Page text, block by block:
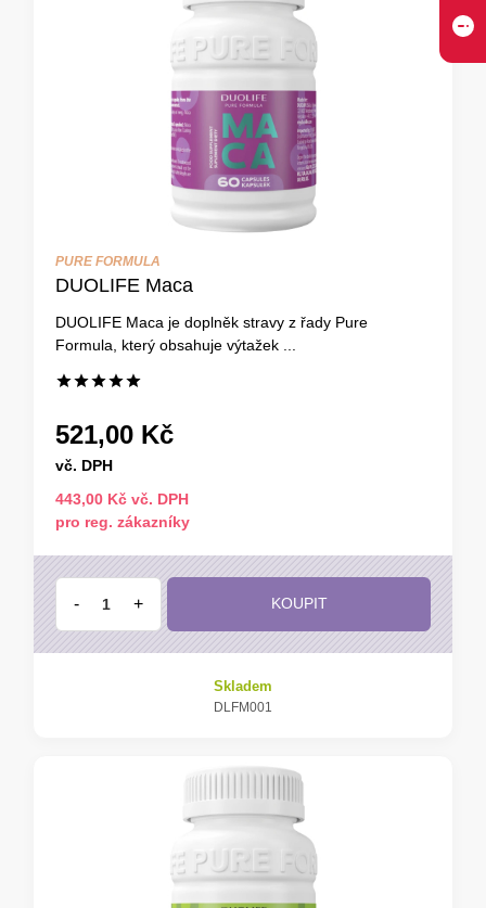
PURE FORMULA
DUOLIFE Maca
DUOLIFE Maca je doplněk stravy z řady Pure
Formula, který obsahuje výtažek ...
521,00 Kč
vč. DPH
443,00 Kč vč. DPH
pro reg. zákazníky
- + KOUPIT
Skladem
DLFM001